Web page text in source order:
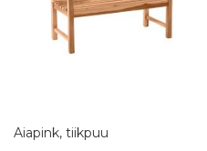
Aiapink, tiikpuu